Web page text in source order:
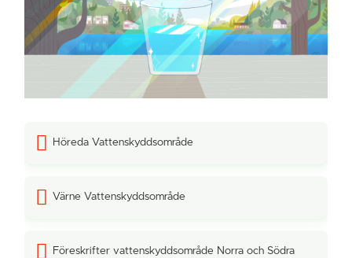
Höreda Vattenskyddsområde
Värne Vattenskyddsområde
Föreskrifter vattenskyddsområde Norra och Södra